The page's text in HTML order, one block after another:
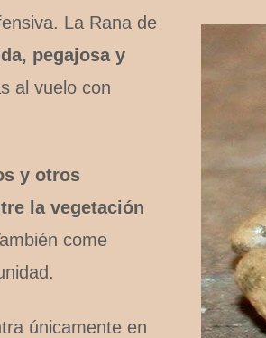
La Rana de
pegajosa y
al vuelo con
y otros
la vegetación
come
únicamente en